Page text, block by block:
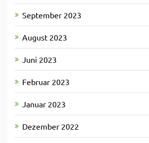
September 2023
August 2023
Juni 2023
Februar 2023
Januar 2023
Dezember 2022